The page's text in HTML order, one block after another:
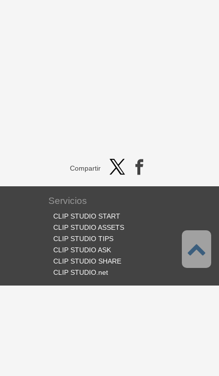
Compartir
Servicios
CLIP STUDIO START
CLIP STUDIO ASSETS
CLIP STUDIO TIPS
CLIP STUDIO ASK
CLIP STUDIO SHARE
CLIP STUDIO.net